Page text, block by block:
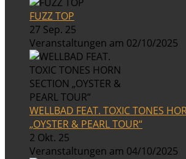
FUZZ TOP
27 Sep. 25
Veranstaltungen am 02/10/2025
WELLBAD FEAT. TOXIC TONES
„OYSTER & PEARL TOUR“
2 Okt. 25
Veranstaltungen am 04/10/2025